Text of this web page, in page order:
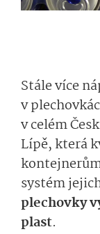
Stále více
v
v celém
Lípě, která
systém
plechovky
plast.